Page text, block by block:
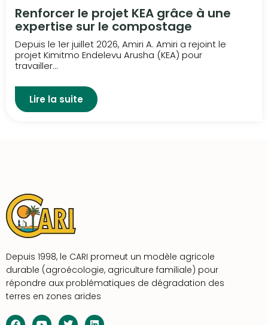
Renforcer le projet KEA grâce à une
expertise sur le compostage
Depuis le 1er juillet 2026, Amiri A. Amiri a rejoint le
projet Kimitmo Endelevu Arusha (KEA) pour
travailler...
Lire la suite
Depuis 1998, le CARI promeut un modèle agricole
durable (agroécologie, agriculture familiale) pour
répondre aux problématiques de dégradation des
terres en zones arides